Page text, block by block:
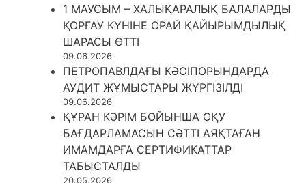
1 МАУСЫМ – ХАЛЫҚАРАЛЫҚ БАЛАЛАРДЫ
ҚОРҒАУ КҮНІНЕ ОРАЙ ҚАЙЫРЫМДЫЛЫҚ
ШАРАСЫ ӨТТІ
09.06.2026
ПЕТРОПАВЛДАҒЫ КӘСІПОРЫНДАРДА
АУДИТ ЖҰМЫСТАРЫ ЖҮРГІЗІЛДІ
09.06.2026
ҚҰРАН КӘРІМ БОЙЫНША ОҚУ
БАҒДАРЛАМАСЫН СӘТТІ АЯҚТАҒАН
ИМАМДАРҒА СЕРТИФИКАТТАР
ТАБЫСТАЛДЫ
20.05.2026